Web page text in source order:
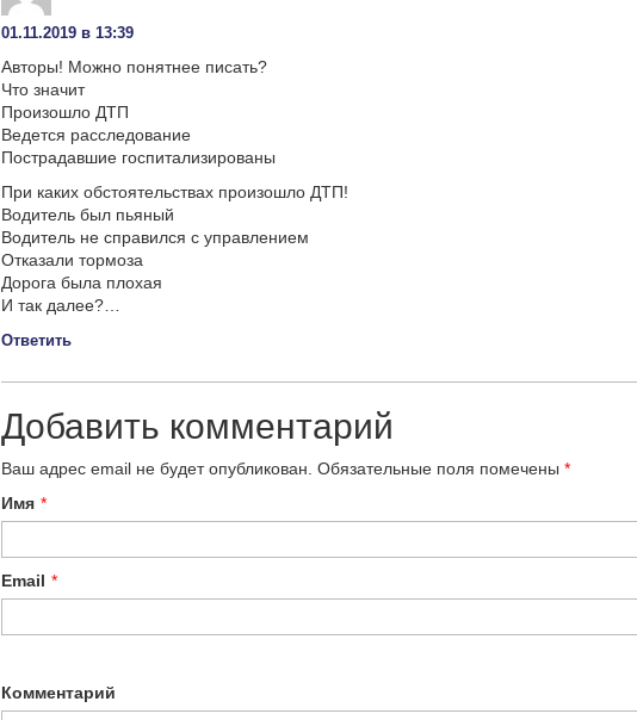
01.11.2019 в 13:39
Авторы! Можно понятнее писать?
Что значит
Произошло ДТП
Ведется расследование
Пострадавшие госпитализированы
При каких обстоятельствах произошло ДТП!
Водитель был пьяный
Водитель не справился с управлением
Отказали тормоза
Дорога была плохая
И так далее?…
Ответить
Добавить комментарий
Ваш адрес email не будет опубликован. Обязательные поля помечены *
Имя *
Email *
Комментарий